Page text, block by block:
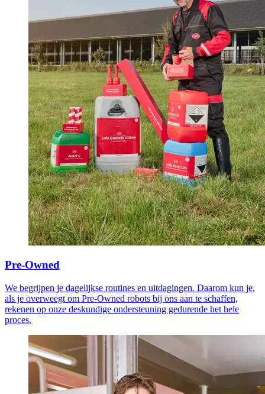
Pre-Owned
We begrijpen je dagelijkse routines en uitdagingen. Daarom kun je,
als je overweegt om Pre-Owned robots bij ons aan te schaffen,
rekenen op onze deskundige ondersteuning gedurende het hele
proces.